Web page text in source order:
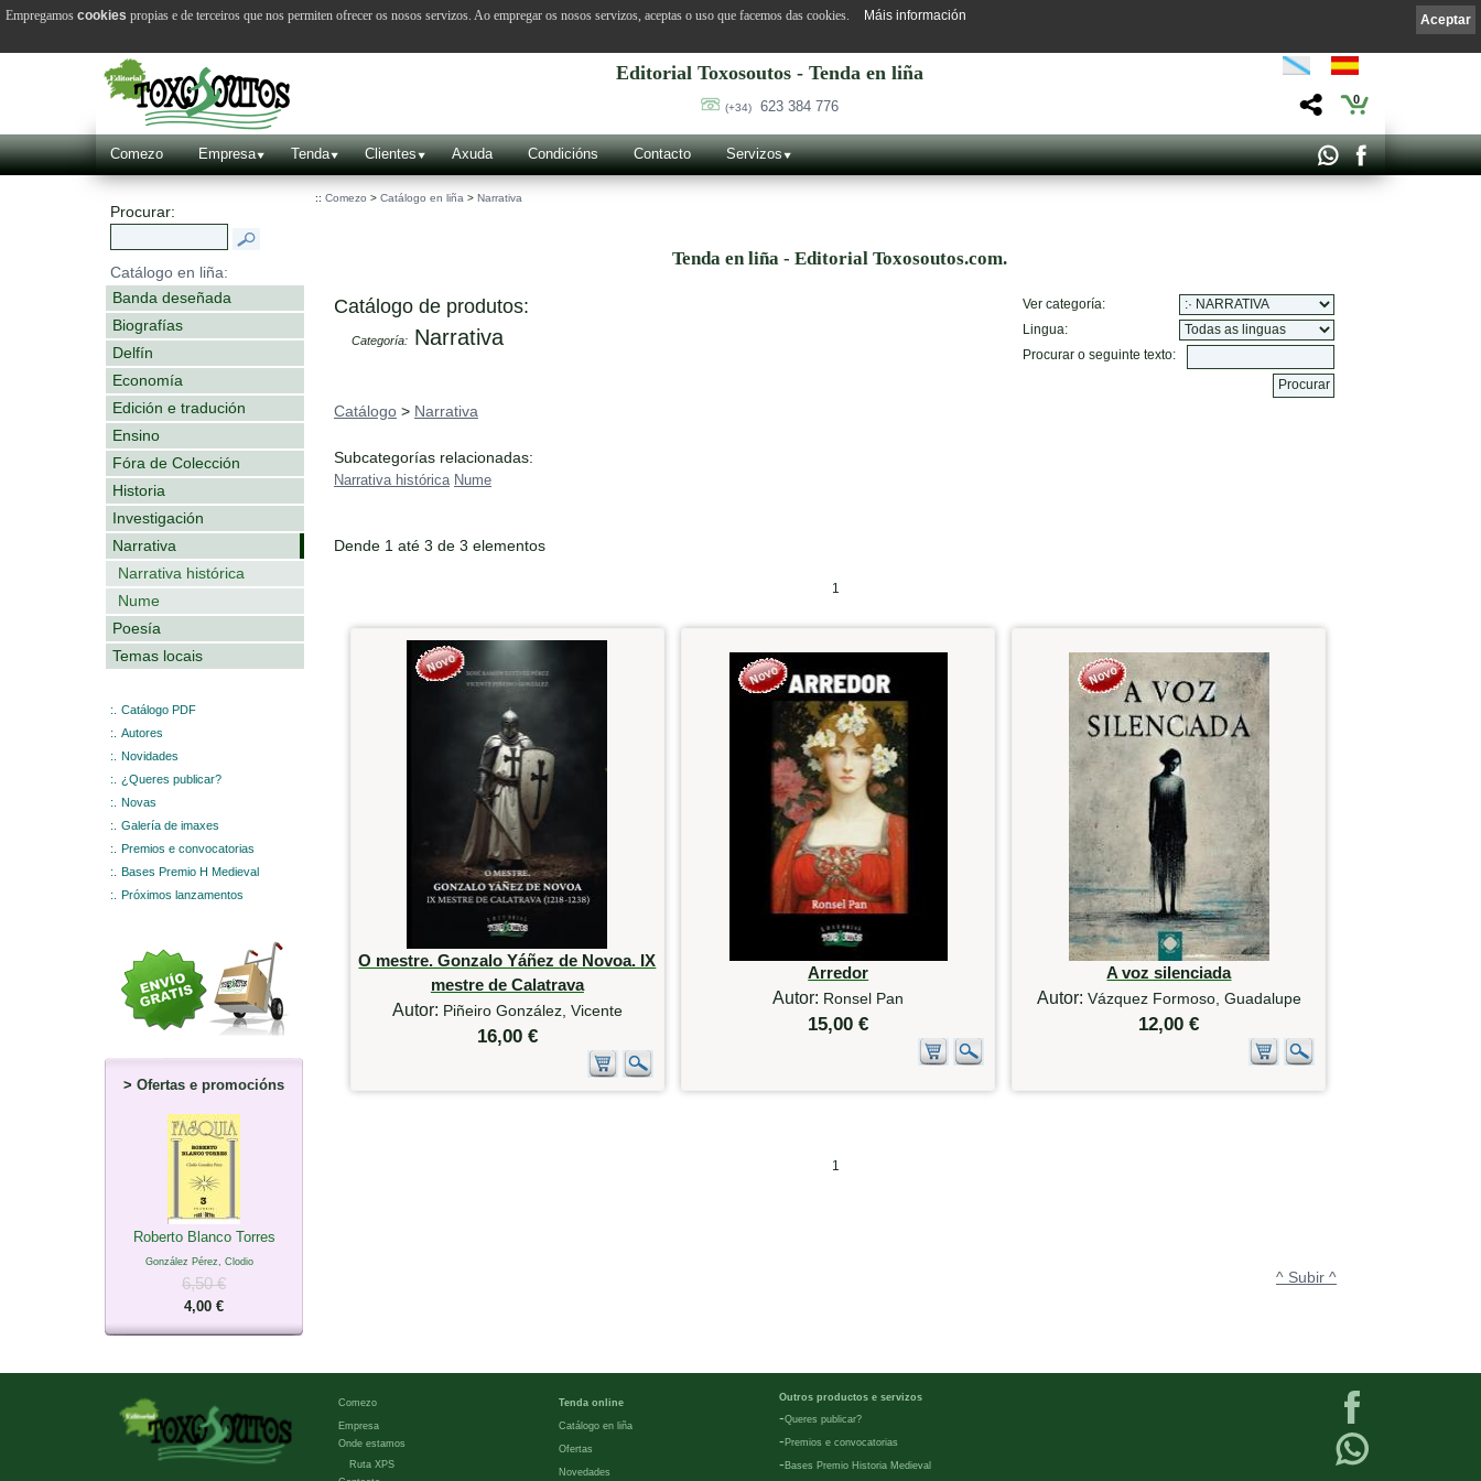
Editorial Toxosoutos - Tenda en liña
(+34) 623 384 776 0
Comezo Empresa Tenda Clientes Axuda Condicións Contacto Servizos
Procurar:
Catálogo en liña:
Banda deseñada
Biografías
Delfín
Economía
Edición e tradución
Ensino
Fóra de Colección
Historia
Investigación
Narrativa
Narrativa histórica
Nume
Poesía
Temas locais
:.
Catálogo PDF
:.
Autores
:.
Novidades
:.
¿Queres publicar?
:.
Novas
:.
Galería de imaxes
:.
Premios e convocatorias
:.
Bases Premio H Medieval
:.
Próximos lanzamentos
> Ofertas e promocións
Roberto Blanco Torres
González Pérez, Clodio
6,50 €
4,00 €
:: Comezo > Catálogo en liña > Narrativa
Tenda en liña - Editorial Toxosoutos.com.
Catálogo de produtos:
Categoría: Narrativa
Ver categoría:
Lingua:
Procurar o seguinte texto:
Catálogo > Narrativa
Subcategorías relacionadas:
Narrativa histórica Nume
Dende 1 até 3 de 3 elementos
1
O mestre. Gonzalo Yáñez de Novoa. IX
mestre de Calatrava
Autor: Piñeiro González, Vicente
16,00 €
Arredor
Autor: Ronsel Pan
15,00 €
A voz silenciada
Autor: Vázquez Formoso, Guadalupe
12,00 €
1
^ Subir ^
Comezo
Empresa
Onde estamos
Ruta XPS
Tenda online
Catálogo en liña
Ofertas
Novedades
Outros productos e servizos
-Queres publicar?
- Premios e convocatorias
- Bases Premio Historia Medieval
Aceptar
Empregamos cookies propias e de terceiros que nos permiten ofrecer os nosos servizos. Ao empregar os nosos servizos, aceptas o uso que facemos das cookies. Máis información